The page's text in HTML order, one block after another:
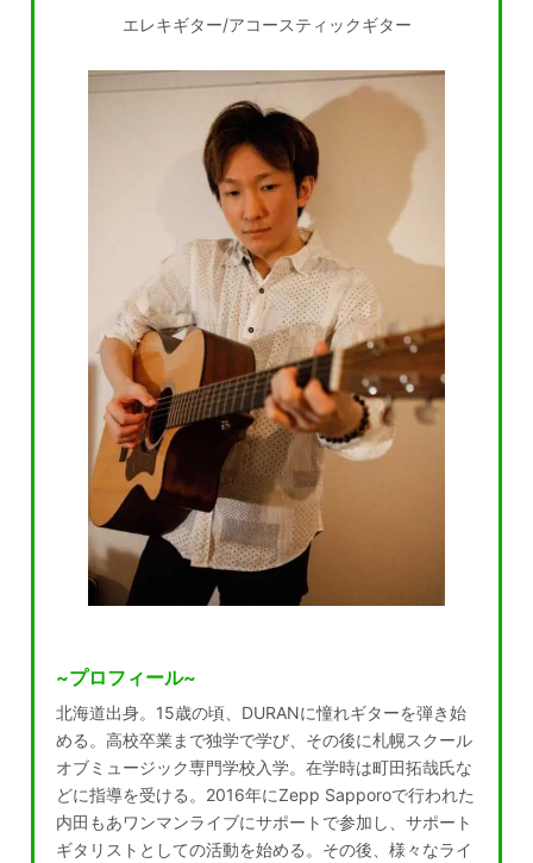
エレキギター/アコースティックギター
~プロフィール~
北海道出身。15歳の頃、DURANに憧れギターを弾き始
める。高校卒業まで独学で学び、その後に札幌スクール
オブミュージック専門学校入学。在学時は町田拓哉氏な
どに指導を受ける。2016年にZepp Sapporoで行われた
内田もあワンマンライブにサポートで参加し、サポート
ギタリストとしての活動を始める。その後、様々なライ